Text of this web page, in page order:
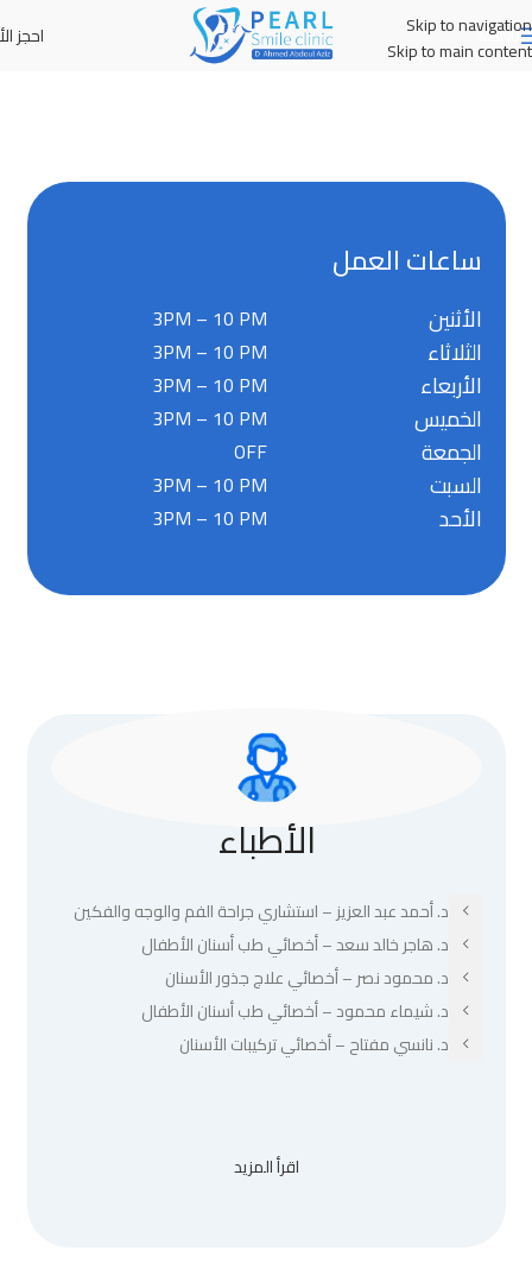
Skip to navigation
Skip to main content
MENU احجز
ساعات العمل
3PM – 10 PM الأثنين
3PM – 10 PM الثلاثاء
3PM – 10 PM الأربعاء
3PM – 10 PM الخميس
OFF الجمعة
3PM – 10 PM السبت
3PM – 10 PM الأحد
الأطباء
د. أحمد عبد العزيز – استشاري جراحة الفم والوجه والفكين
د. هاجر خالد سعد – أخصائي طب أسنان الأطفال
د. محمود نصر – أخصائي علاج جذور الأسنان
د. شيماء محمود – أخصائي طب أسنان الأطفال
د. نانسي مفتاح – أخصائي تركيبات الأسنان
اقرأ المزيد